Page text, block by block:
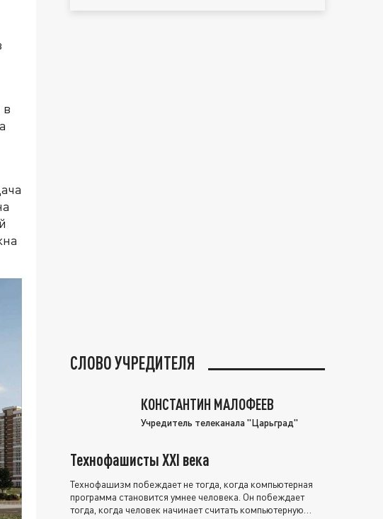
в
СЛОВО УЧРЕДИТЕЛЯ
КОНСТАНТИН МАЛОФЕЕВ
Учредитель телеканала "Царьград"
Технофашисты XXI века
Технофашизм побеждает не тогда, когда компьютерная
программа становится умнее человека. Он побеждает
тогда, когда человек начинает считать компьютерную